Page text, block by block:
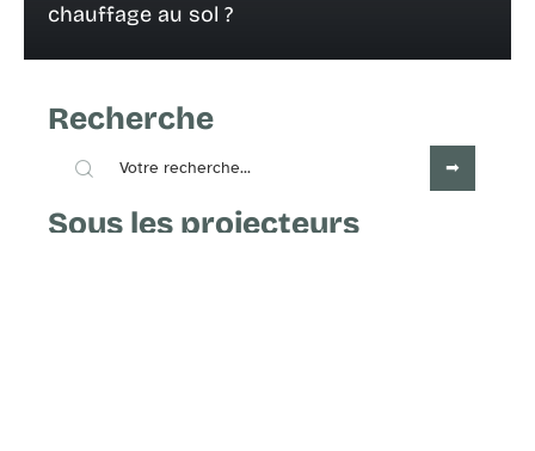
chauffage au sol ?
Recherche
Sous les projecteurs